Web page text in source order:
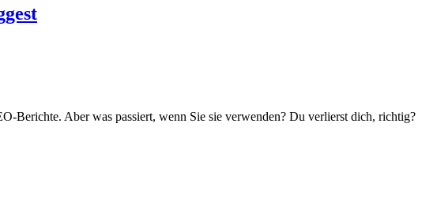
Berichte. Aber was passiert, wenn Sie sie verwenden? Du verlierst dich, richtig?